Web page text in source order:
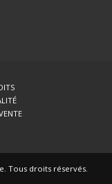
Tous droits réservés.